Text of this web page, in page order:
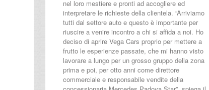
nel loro mestiere e pronti ad accogliere ed
interpretare le richieste della clientela. “Arriviamo
tutti dal settore auto e questo è importante per
riuscire a venire incontro a chi si affida a noi. Ho
deciso di aprire Vega Cars proprio per mettere a
frutto le esperienze passate, che mi hanno visto
lavorare a lungo per un grosso gruppo della zona
prima e poi, per otto anni come direttore
commerciale e responsabile vendite della